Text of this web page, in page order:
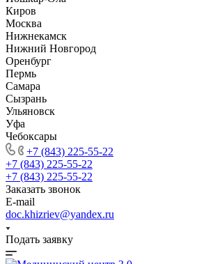
Киров
Москва
Нижнекамск
Нижний Новгород
Оренбург
Пермь
Самара
Сызрань
Ульяновск
Уфа
Чебоксары
+7 (843) 225-55-22
+7 (843) 225-55-22
+7 (843) 225-55-22
Заказать звонок
E-mail
doc.khizriev@yandex.ru
Подать заявку